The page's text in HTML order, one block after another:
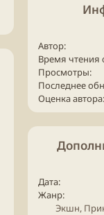
Автор
Время чтения
Просмотры
Последнее
Оценка автора
Дата
Жанр
Экшн,